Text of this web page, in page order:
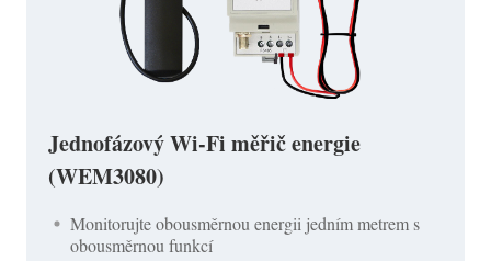
Jednofázový Wi-Fi měřič energie
(WEM3080)
Monitorujte obousměrnou energii jedním metrem s
obousměrnou funkcí